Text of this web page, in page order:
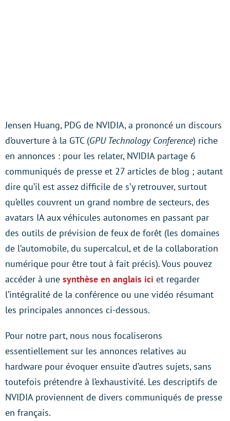
Jensen Huang, PDG de NVIDIA, a prononcé un discours
d’ouverture à la GTC (GPU Technology Conference) riche
en annonces : pour les relater, NVIDIA partage 6
communiqués de presse et 27 articles de blog ; autant
dire qu’il est assez difficile de s’y retrouver, surtout
qu’elles couvrent un grand nombre de secteurs, des
avatars IA aux véhicules autonomes en passant par
des outils de prévision de feux de forêt (les domaines
de l’automobile, du supercalcul, et de la collaboration
numérique pour être tout à fait précis). Vous pouvez
accéder à une synthèse en anglais ici et regarder
l’intégralité de la conférence ou une vidéo résumant
les principales annonces ci-dessous.
Pour notre part, nous nous focaliserons
essentiellement sur les annonces relatives au
hardware pour évoquer ensuite d’autres sujets, sans
toutefois prétendre à l’exhaustivité. Les descriptifs de
NVIDIA proviennent de divers communiqués de presse
en français.